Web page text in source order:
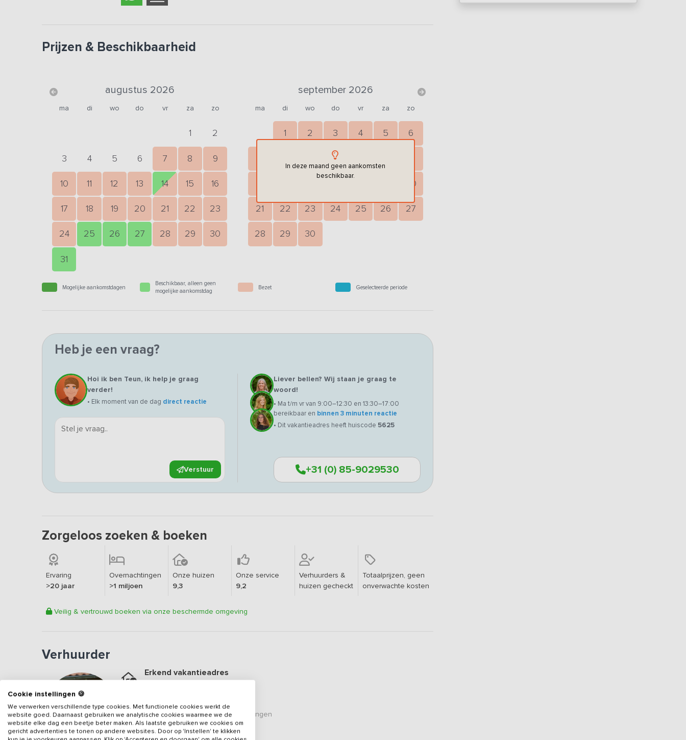
Prijzen & Beschikbaarheid
augustus 2026
ma di wo do vr za zo
1 2
3 4 5 6 7 8 9
10 11 12 13 14 15 16
17 18 19 20 21 22 23
24 25 26 27 28 29 30
31
september 2026
ma di wo do vr za zo
1 2 3 4 5 6
10
20
21 22 23 24 25 26 27
28 29 30
In deze maand geen aankomsten
beschikbaar.
Mogelijke aankomstdagen
Beschikbaar, alleen geen
mogelijke aankomstdag
Bezet Geselecteerde periode
Heb je een vraag?
Hoi ik ben Teun, ik help je graag
verder!
• Elk moment van de dag direct reactie
Verstuur
Liever bellen? Wij staan je graag te
woord!
• Ma t/m vr van 9:00–12:30 en 13:30–17:00
bereikbaar en binnen 3 minuten reactie
• Dit vakantieadres heeft huiscode 5625
+31 (0) 85-9029530
Zorgeloos zoeken & boeken
Ervaring
>20 jaar
Overnachtingen
>1 miljoen
Onze huizen
9,3
Onze service
9,2
Verhuurders &
huizen gecheckt
Totaalprijzen, geen
onverwachte kosten
Veilig & vertrouwd boeken via onze beschermde omgeving
Verhuurder
Erkend vakantieadres
Geweldige locatie
Een9.7op basis van 18beoordelingen
Veilig & vertrouwd
Cookie instellingen 🍪
We verwerken verschillende type cookies. Met functionele cookies werkt de
website goed. Daarnaast gebruiken we analytische cookies waarmee we de
website elke dag een beetje beter maken. Als laatste gebruiken we cookies om
gericht advertenties te tonen op andere websites. Door op 'Instellen' te klikken